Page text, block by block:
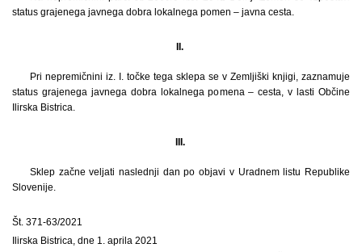
status grajenega javnega dobra lokalnega pomen – javna cesta.
II.
Pri nepremičnini iz. I. točke tega sklepa se v Zemljiški knjigi, zaznamuje
status grajenega javnega dobra lokalnega pomena – cesta, v lasti Občine
Ilirska Bistrica.
III.
Sklep začne veljati naslednji dan po objavi v Uradnem listu Republike
Slovenije.
Št. 371-63/2021
Ilirska Bistrica, dne 1. aprila 2021